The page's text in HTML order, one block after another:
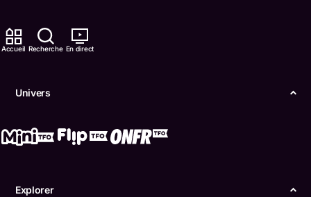
Accueil Recherche En direct
Univers
Explorer
Comment nous capter
ONFR
Conditions d'utilisation